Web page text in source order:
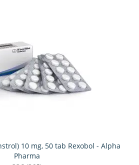
10 mg, 50 tab Rexobol - Alpha
Pharma